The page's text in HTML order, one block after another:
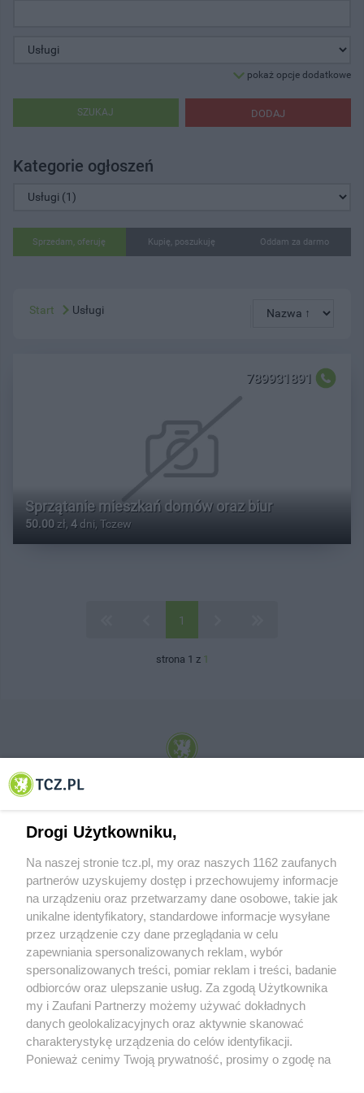
pokaż opcje dodatkowe
DODAJ
SZUKAJ
Kategorie ogłoszeń
Sprzedam, oferuję Kupię, poszukuję Oddam za darmo
Start Usługi
789931891
Sprzątanie mieszkań domów oraz biur
50.00 zł, 4dni, Tczew
1
strona 1 z 1
© 2001-2026 Tczew - TCZ.PL Sp. z o.o. Internetowy Serwis Informacyjny Miasta
O FIRMIE POLITYKA PRYWATNOŚCI HOSTING
REKLAMA WSPÓŁPRACA RSS FACEBOOK KONTAKT
Nasze serwisy
Aktualności
Tcz24
Muzyka i kultura
Archiwum wydarzeń
Drogi Użytkowniku,
Na naszej stronie tcz.pl, my oraz naszych 1162 zaufanych
partnerów uzyskujemy dostęp i przechowujemy informacje
na urządzeniu oraz przetwarzamy dane osobowe, takie jak
unikalne identyfikatory, standardowe informacje wysyłane
przez urządzenie czy dane przeglądania w celu
zapewniania spersonalizowanych reklam, wybór
spersonalizowanych treści, pomiar reklam i treści, badanie
odbiorców oraz ulepszanie usług. Za zgodą Użytkownika
my i Zaufani Partnerzy możemy używać dokładnych
danych geolokalizacyjnych oraz aktywnie skanować
charakterystykę urządzenia do celów identyfikacji.
Ponieważ cenimy Twoją prywatność, prosimy o zgodę na